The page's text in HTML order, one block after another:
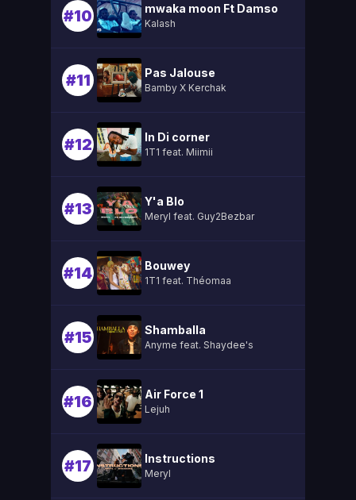
#10 mwaka moon Ft Damso
Kalash
#11 Pas Jalouse
Bamby X Kerchak
#12 In Di corner
1T1 feat. Miimii
#13 Y'a Blo
Meryl feat. Guy2Bezbar
#14 Bouwey
1T1 feat. Théomaa
#15 Shamballa
Anyme feat. Shaydee's
#16 Air Force 1
Lejuh
#17 Instructions
Meryl